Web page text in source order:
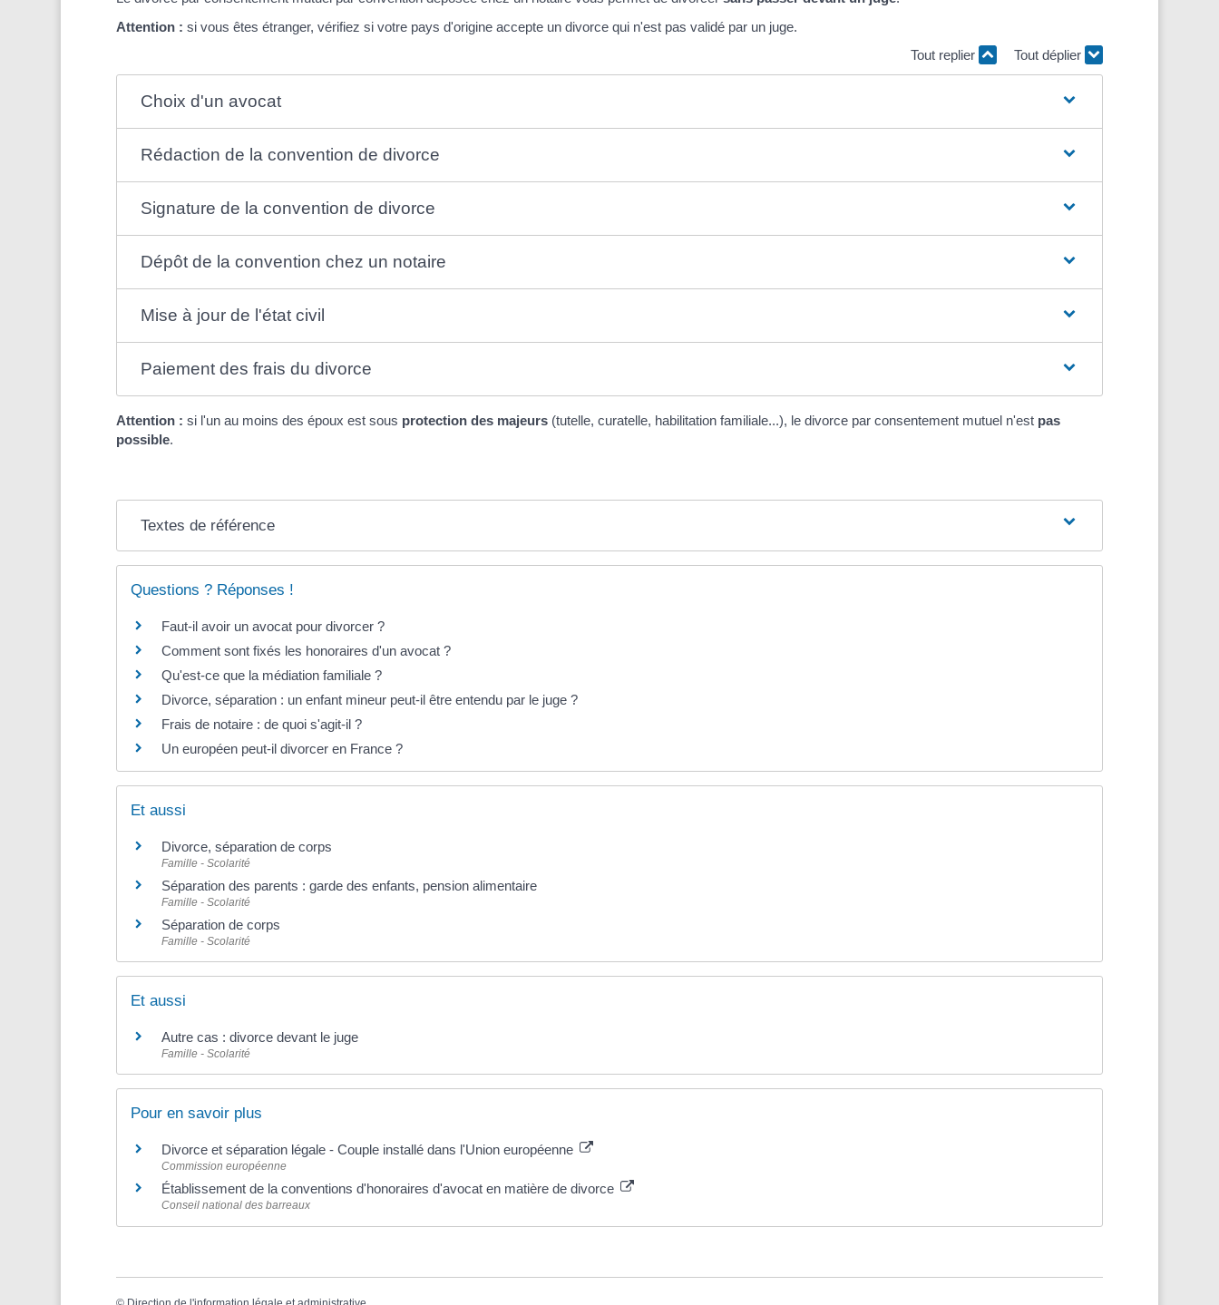
Attention : si vous êtes étranger, vérifiez si votre pays d'origine accepte un divorce qui n'est pas validé par un juge.
Tout replier
Tout déplier
Choix d'un avocat
Rédaction de la convention de divorce
Signature de la convention de divorce
Dépôt de la convention chez un notaire
Mise à jour de l'état civil
Paiement des frais du divorce
Attention : si l'un au moins des époux est sous protection des majeurs (tutelle, curatelle, habilitation familiale...), le divorce par consentement mutuel n'est pas
possible.
Textes de référence
Questions ? Réponses !
Faut-il avoir un avocat pour divorcer ?
Comment sont fixés les honoraires d'un avocat ?
Qu'est-ce que la médiation familiale ?
Divorce, séparation : un enfant mineur peut-il être entendu par le juge ?
Frais de notaire : de quoi s'agit-il ?
Un européen peut-il divorcer en France ?
Et aussi
Divorce, séparation de corps
Famille - Scolarité
Séparation des parents : garde des enfants, pension alimentaire
Famille - Scolarité
Séparation de corps
Famille - Scolarité
Et aussi
Autre cas : divorce devant le juge
Famille - Scolarité
Pour en savoir plus
Divorce et séparation légale - Couple installé dans l'Union européenne
Commission européenne
Établissement de la conventions d'honoraires d'avocat en matière de divorce
Conseil national des barreaux